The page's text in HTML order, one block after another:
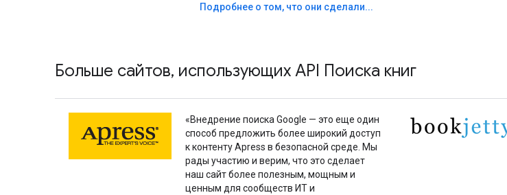
Подробнее о том, что они сделали...
Больше сайтов, использующих API Поиска книг
«Внедрение поиска Google — это еще один
способ предложить более широкий доступ
к контенту Apress в безопасной среде. Мы
рады участию и верим, что это сделает
наш сайт более полезным, мощным и
ценным для сообществ ИТ и